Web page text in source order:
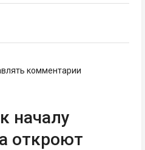
комментарии
началу
откроют